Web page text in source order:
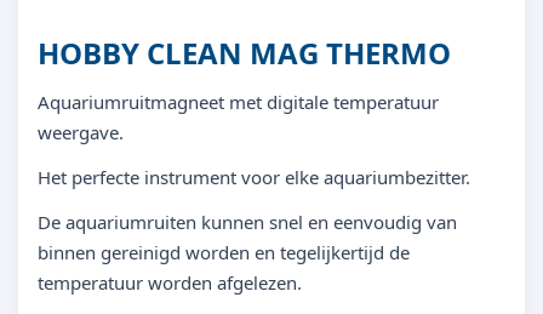
HOBBY CLEAN MAG THERMO
Aquariumruitmagneet met digitale temperatuur
weergave.
Het perfecte instrument voor elke aquariumbezitter.
De aquariumruiten kunnen snel en eenvoudig van
binnen gereinigd worden en tegelijkertijd de
temperatuur worden afgelezen.